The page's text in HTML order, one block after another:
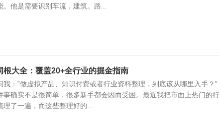
。他是需要识别车流，建筑。路...
根大全：覆盖20+全行业的掘金指南
我：”做虚拟产品、知识付费或者行业资料整理，到底该从哪里入手？”
事确实不是很简单，很多新手都会因而受困。​最近我把市面上热门的行
理了一遍，而这些整理好的...